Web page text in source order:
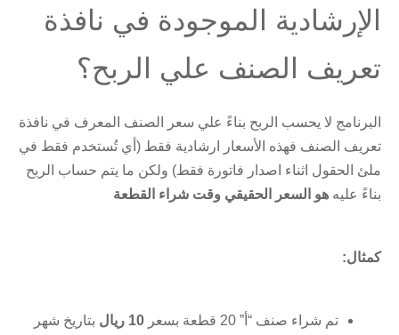
الإرشادية الموجودة في نافذة
تعريف الصنف علي الربح؟
البرنامج لا يحسب الربح بناءً علي سعر الصنف المعرف في نافذة
تعريف الصنف فهذه الأسعار ارشادية فقط (أي تُستخدم فقط في
ملئ الحقول اثناء اصدار فاتورة فقط) ولكن ما يتم حساب الربح
بناءً عليه هو السعر الحقيقي وقت شراء القطعة
كمثال:
تم شراء صنف “أ” 20 قطعة بسعر
بتاريخ شهر